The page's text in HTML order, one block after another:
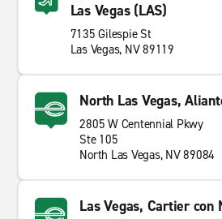
Las Vegas (LAS)
7135 Gilespie St
Las Vegas, NV 89119
North Las Vegas,
2805 W Centennial Pkwy
Ste 105
North Las Vegas, NV 89084
Las Vegas, Cartier con